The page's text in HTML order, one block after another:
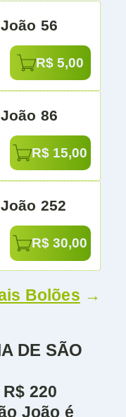
56
R$ 5,00
86
R$ 15,00
252
R$ 30,00
Bolões →
DE SÃO
220
João é